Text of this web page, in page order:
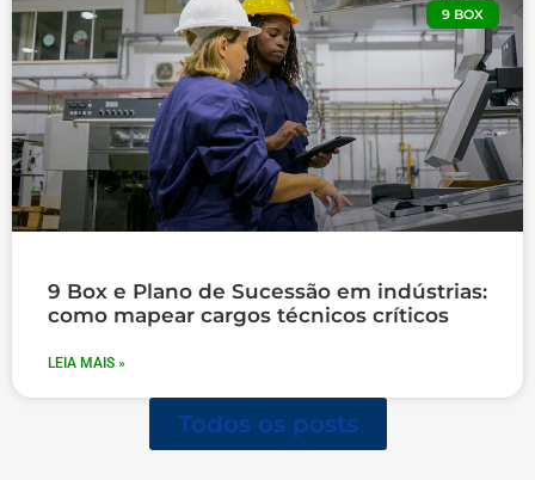
9 BOX
9 Box e Plano de Sucessão em indústrias:
como mapear cargos técnicos críticos
LEIA MAIS »
Todos os posts